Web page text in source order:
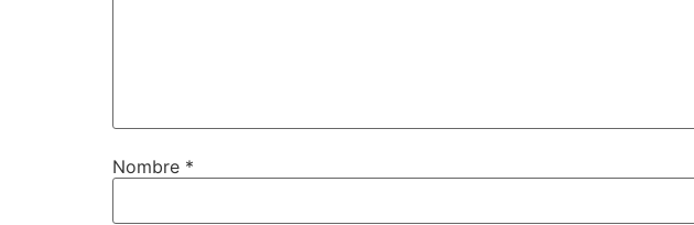
Nombre *